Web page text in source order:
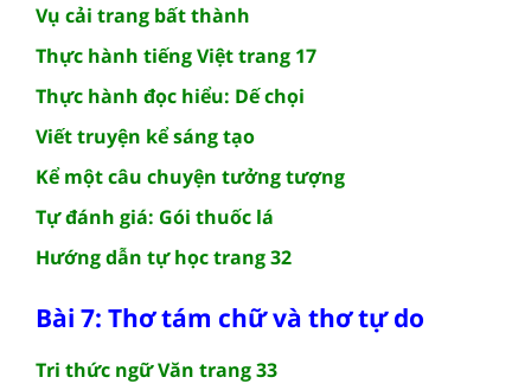
Vụ cải trang bất thành
Thực hành tiếng Việt trang 17
Thực hành đọc hiểu: Dế chọi
Viết truyện kể sáng tạo
Kể một câu chuyện tưởng tượng
Tự đánh giá: Gói thuốc lá
Hướng dẫn tự học trang 32
Bài 7: Thơ tám chữ và thơ tự do
Tri thức ngữ Văn trang 33